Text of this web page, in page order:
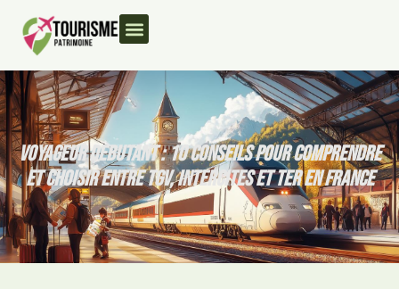
VOYAGEUR DEBUTANT : 10 CONSEILS POUR COMPRENDRE
ET CHOISIR ENTRE TGV, INTERCITES ET TER EN FRANCE